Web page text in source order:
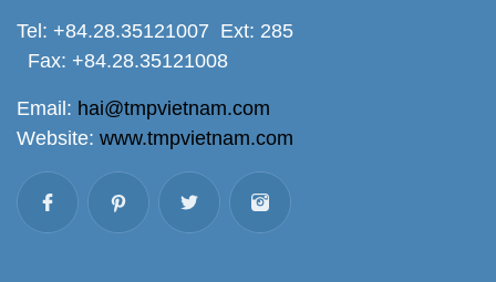
Tel: +84.28.35121007 Ext: 285
Fax: +84.28.35121008
Email: hai@tmpvietnam.com
Website: www.tmpvietnam.com